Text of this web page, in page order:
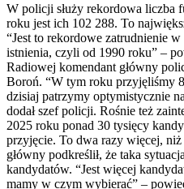
W policji służy rekordowa liczba
roku jest ich 102 288. To
“Jest to rekordowe zatrudnienie
istnienia, czyli od 1990 roku” –
Radiowej komendant główny
Boroń. “W tym roku przyjęliśmy
dzisiaj patrzymy optymistycznie
dodał szef policji. Rośnie też
2025 roku ponad 30 tysięcy
przyjęcie. To dwa razy więcej,
główny podkreślił, że taka
kandydatów. “Jest więcej
mamy w czym wybierać” –